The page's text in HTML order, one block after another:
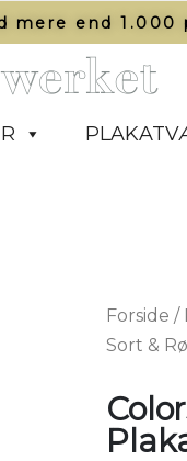
mere end 1.000
Forside /
Sort &